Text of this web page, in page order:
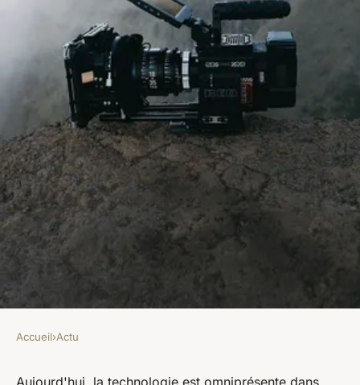
Accueil›Actu